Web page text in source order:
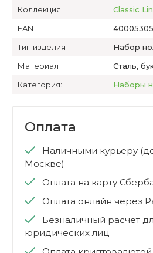
Коллекция
Classic
EAN
Тип изделия
Набор
Материал
Сталь,
Категория:
Наборы
Оплата
Наличными курьеру
Москве)
Оплата на карту
Оплата онлайн через
Безналичный расчет
юридических лиц